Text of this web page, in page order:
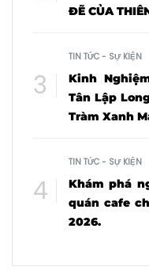
ĐẼ CỦA
TIN TỨC - SỰ KIỆN
Kinh
Tân Lập
Tràm Xanh
TIN TỨC - SỰ KIỆN
Khám phá
quán cafe
2026.